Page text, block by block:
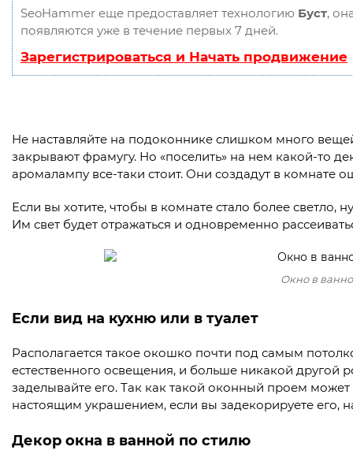
SeoHammer еще предоставляет технологию Буст,
появляются уже в течение первых 7 дней.
Зарегистрироваться и Начать продвижение
Не наставляйте на подоконнике слишком много
закрывают фрамугу. Но «поселить» на нем какой-то
аромалампу все-таки стоит. Они создадут в комнате
Если вы хотите, чтобы в комнате стало более
Им свет будет отражаться и одновременно
Окно в
Если вид на кухню или в туалет
Располагается такое окошко почти под самым
естественного освещения, и больше никакой другой
заделывайте его. Так как такой оконный проем
настоящим украшением, если вы задекорируете его,
Декор окна в ванной по стилю